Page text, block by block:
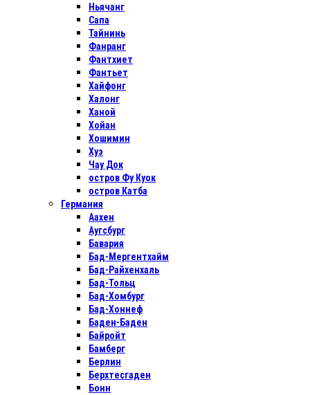
Ньячанг
Сапа
Тайнинь
Фанранг
Фантхиет
Фантьет
Хайфонг
Халонг
Ханой
Хойан
Хошимин
Хуэ
Чау Док
остров Фу Куок
остров Катба
Германия
Аахен
Аугсбург
Бавария
Бад-Мергентхайм
Бад-Райхенхаль
Бад-Тольц
Бад-Хомбург
Бад-Хоннеф
Баден-Баден
Байройт
Бамберг
Берлин
Берхтесгаден
Бонн